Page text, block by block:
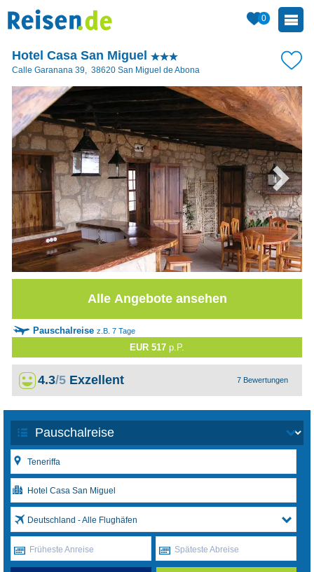
0
Hotel Casa San Miguel
Calle Garanana 39, 38620 San Miguel de Abona
Alle Angebote ansehen
Pauschalreise z.B. 7 Tage
EUR 517 p.P.
4.3/5 Exzellent 7 Bewertungen
Deutschland - Alle Flughäfen
Früheste Anreise Späteste Abreise